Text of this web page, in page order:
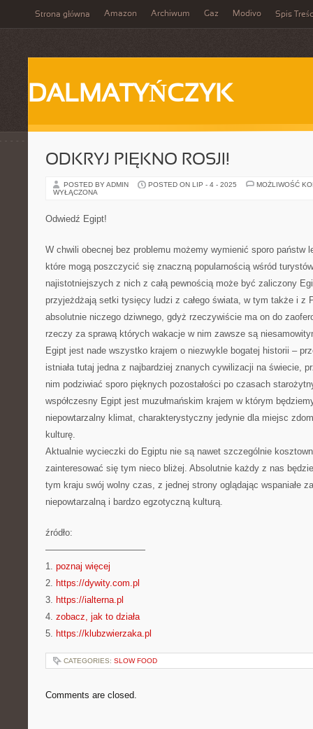
Strona główna Amazon Archiwum Gaz Modivo Spis
DALMATYŃCZYK
ODKRYJ PIĘKNO ROSJI!
POSTED BY ADMIN POSTED ON LIP - 4 - 2025
MOŻLIWOŚĆ
WYŁĄCZONA
Odwiedź Egipt!
W chwili obecnej bez problemu możemy wymienić sporo państw
które mogą poszczycić się znaczną popularnością wśród
najistotniejszych z nich z całą pewnością może być zaliczony
przyjeżdżają setki tysięcy ludzi z całego świata, w tym także i z
absolutnie niczego dziwnego, gdyż rzeczywiście ma on do
rzeczy za sprawą których wakacje w nim zawsze są
Egipt jest nade wszystko krajem o niezwykle bogatej historii –
istniała tutaj jedna z najbardziej znanych cywilizacji na świecie,
nim podziwiać sporo pięknych pozostałości po czasach
współczesny Egipt jest muzułmańskim krajem w którym
niepowtarzalny klimat, charakterystyczny jedynie dla miejsc
kulturę.
Aktualnie wycieczki do Egiptu nie są nawet szczególnie
zainteresować się tym nieco bliżej. Absolutnie każdy z nas
tym kraju swój wolny czas, z jednej strony oglądając wspaniałe
niepowtarzalną i bardzo egzotyczną kulturą.
źródło:
———————————
1. poznaj więcej
2. https://dywity.com.pl
3. https://ialterna.pl
4. zobacz, jak to działa
5. https://klubzwierzaka.pl
CATEGORIES: SLOW FOOD
Comments are closed.